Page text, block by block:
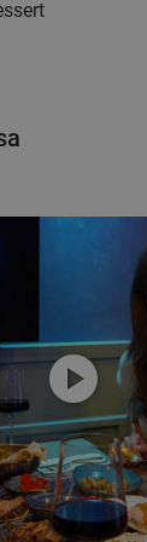
play_circle